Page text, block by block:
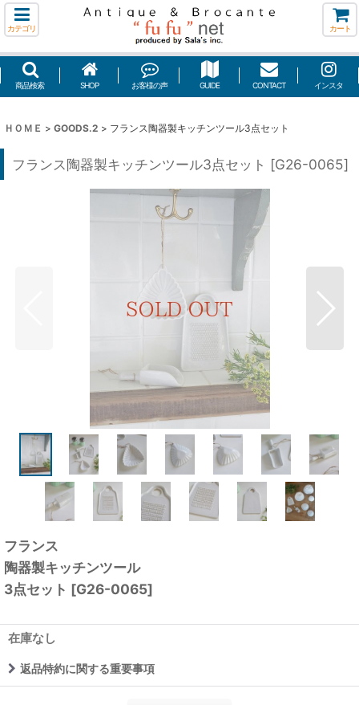
カテゴリ カート
商品検索 SHOP お客様の声 GUIDE CONTACT インスタ
ＨＯＭＥ > GOODS.2 > フランス陶器製キッチンツール3点セット
フランス陶器製キッチンツール3点セット [G26-0065]
フランス
陶器製キッチンツール
3点セット [G26-0065]
在庫なし
返品特約に関する重要事項